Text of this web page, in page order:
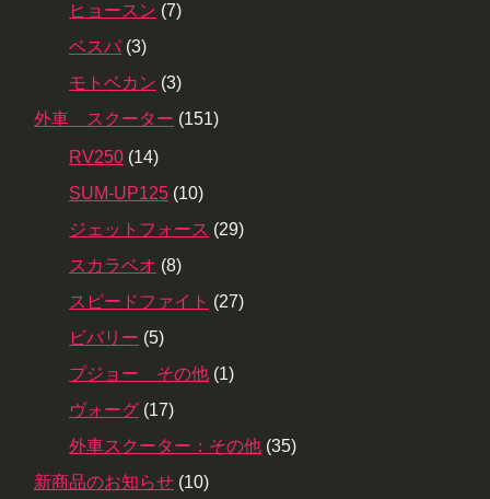
ヒョースン (7)
ベスパ (3)
モトベカン (3)
外車 スクーター (151)
RV250 (14)
SUM-UP125 (10)
ジェットフォース (29)
スカラベオ (8)
スピードファイト (27)
ビバリー (5)
プジョー その他 (1)
ヴォーグ (17)
外車スクーター：その他 (35)
新商品のお知らせ (10)